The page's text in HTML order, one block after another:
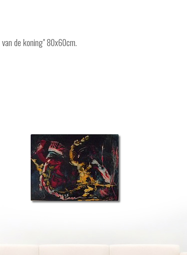
de koning" 80x60cm.